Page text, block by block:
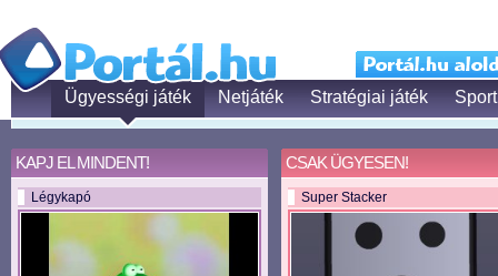
Ügyességi játék Netjáték Stratégiai játék
KAPJ EL MINDENT!
Légykapó
CSAK ÜGYESEN!
Super Stacker